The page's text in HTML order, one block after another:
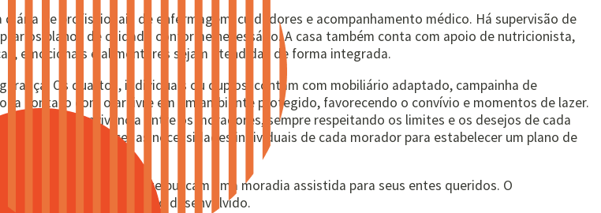
de profissionais de enfermagem, cuidadores e acompanhamento médico. Há supervisão de
os planos de cuidado conforme necessário. A casa também conta com apoio de nutricionista,
emocionais e alimentares sejam atendidas de forma integrada.
Os quartos, individuais ou duplos, contam com mobiliário adaptado, campainha de
contato com o ar livre em um ambiente protegido, favorecendo o convívio e momentos de lazer.
a convivência entre os moradores, sempre respeitando os limites e os desejos de cada
permitem conhecer as necessidades individuais de cada morador para estabelecer um plano de
metropolitana que buscam uma moradia assistida para seus entes queridos. O
um dos pilares do trabalho desenvolvido.